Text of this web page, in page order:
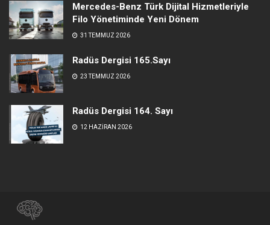
Mercedes-Benz Türk Dijital Hizmetleriyle
Filo Yönetiminde Yeni Dönem
31 TEMMUZ 2026
Radüs Dergisi 165.Sayı
23 TEMMUZ 2026
Radüs Dergisi 164. Sayı
12 HAZIRAN 2026